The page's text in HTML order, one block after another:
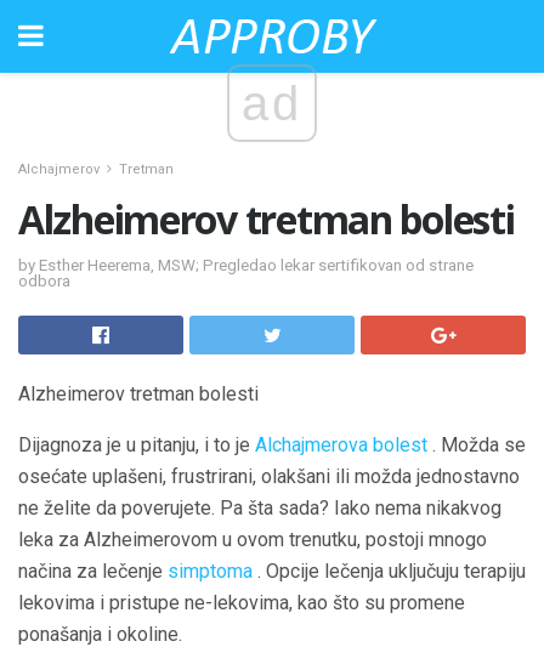
ad
Alchajmerov Tretman
Alzheimerov tretman bolesti
by Esther Heerema, MSW; Pregledao lekar sertifikovan od strane
odbora
Alzheimerov tretman bolesti
Dijagnoza je u pitanju, i to je Alchajmerova bolest . Možda se
osećate uplašeni, frustrirani, olakšani ili možda jednostavno
ne želite da poverujete. Pa šta sada? Iako nema nikakvog
leka za Alzheimerovom u ovom trenutku, postoji mnogo
načina za lečenje simptoma . Opcije lečenja uključuju terapiju
lekovima i pristupe ne-lekovima, kao što su promene
ponašanja i okoline.